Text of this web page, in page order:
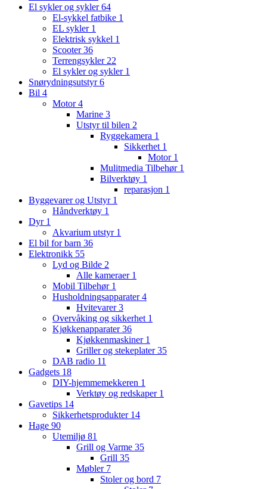
El sykler og sykler64
El-sykkel fatbike 1
EL sykler 1
Elektrisk sykkel 1
Scooter36
Terrengsykler 22
El sykler og sykler 1
Snørydningsutstyr6
Bil 4
Motor4
Marine 3
Utstyr til bilen 2
Ryggekamera 1
Sikkerhet 1
Motor 1
Mulitmedia Tilbehør 1
Bilverktøy 1
reparasjon 1
Byggevarer og Utstyr 1
Håndverktøy 1
Dyr 1
Akvarium utstyr 1
El bil for barn 36
Elektronikk 55
Lyd og Bilde 2
Alle kameraer 1
Mobil Tilbehør 1
Husholdningsapparater4
Hvitevarer3
Overvåking og sikkerhet 1
Kjøkkenapparater36
Kjøkkenmaskiner 1
Griller og stekeplater35
DAB radio 11
Gadgets 18
DIY-hjemmemekkeren 1
Verktøy og redskaper 1
Gavetips 14
Sikkerhetsprodukter 14
Hage 90
Utemiljø 81
Grill og Varme 35
Grill 35
Møbler 7
Stoler og bord 7